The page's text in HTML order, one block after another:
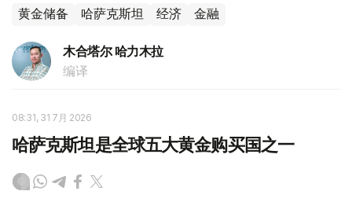
黄金储备 哈萨克斯坦 经济 金融
木合塔尔 哈力木拉
编译
08:31, 31 7月 2026
哈萨克斯坦是全球五大黄金购买国之一